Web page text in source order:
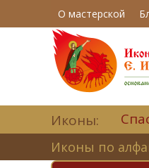
О мастерской
Иконы:
Иконы по